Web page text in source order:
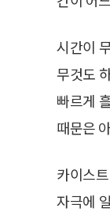
시간이
무것도
빠르게
때문은
카이스
자극에